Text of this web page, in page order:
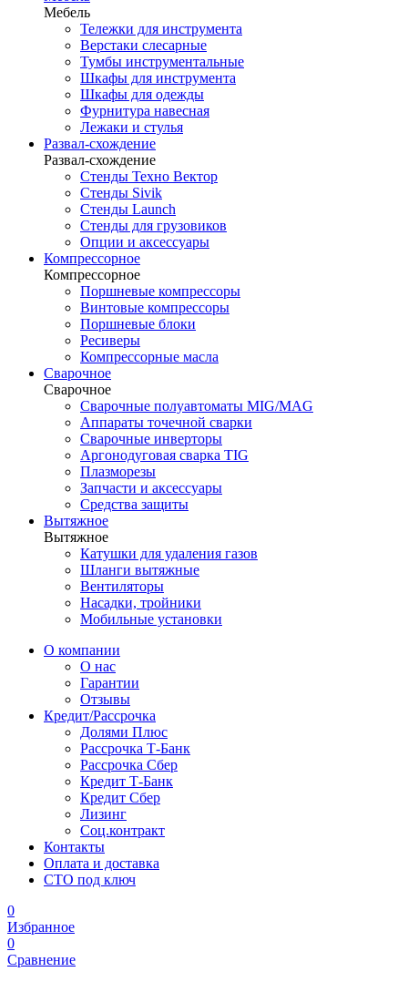
Мебель
Тележки для инструмента
Верстаки слесарные
Тумбы инструментальные
Шкафы для инструмента
Шкафы для одежды
Фурнитура навесная
Лежаки и стулья
Развал-схождение
Развал-схождение
Стенды Техно Вектор
Стенды Sivik
Стенды Launch
Стенды для грузовиков
Опции и аксессуары
Компрессорное
Компрессорное
Поршневые компрессоры
Винтовые компрессоры
Поршневые блоки
Ресиверы
Компрессорные масла
Сварочное
Сварочное
Сварочные полуавтоматы MIG/MAG
Аппараты точечной сварки
Сварочные инверторы
Аргонодуговая сварка TIG
Плазморезы
Запчасти и аксессуары
Средства защиты
Вытяжное
Вытяжное
Катушки для удаления газов
Шланги вытяжные
Вентиляторы
Насадки, тройники
Мобильные установки
О компании
О нас
Гарантии
Отзывы
Кредит/Рассрочка
Долями Плюс
Рассрочка Т-Банк
Рассрочка Сбер
Кредит Т-Банк
Кредит Сбер
Лизинг
Соц.контракт
Контакты
Оплата и доставка
СТО под ключ
0
Избранное
0
Сравнение